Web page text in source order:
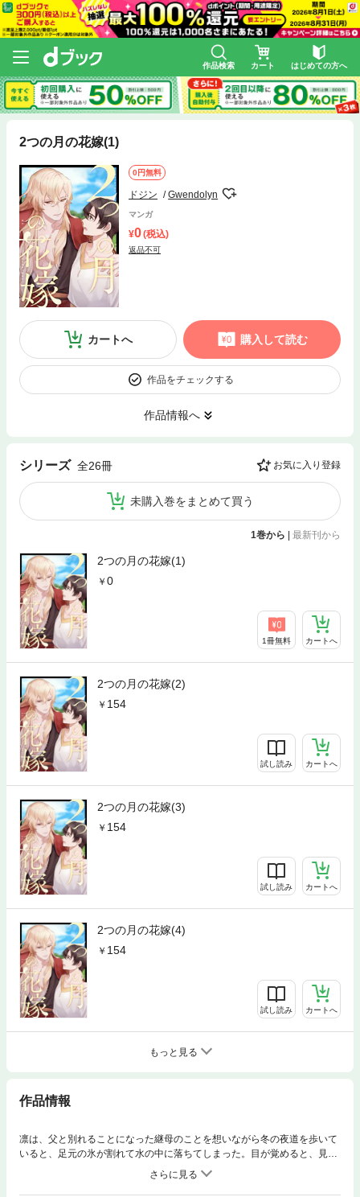
作品検索 カート はじめての方へ
2つの月の花嫁(1)
0円無料
ドジン Gwendolyn
マンガ
0(税込)
返品不可
カートへ 購入して読む
作品をチェックする
作品情報へ
シリーズ 全26冊 お気に入り登録
未購入巻をまとめて買う
1巻から | 最新刊から
2つの月の花嫁(1)
0
1冊無料 カートへ
2つの月の花嫁(2)
154
試し読み カートへ
2つの月の花嫁(3)
154
試し読み カートへ
2つの月の花嫁(4)
154
試し読み カートへ
もっと見る
作品情報
凛は、父と別れることになった継母のことを想いながら冬の夜道を歩いて
いると、足元の氷が割れて水の中に落ちてしまった。目が覚めると、見知
らぬ宮廷にいた。使用人たちから「お妃さま」と呼ばれ困惑する凛。事情
を聞くと、どうやら異世界に呼ばれてしまったようで…